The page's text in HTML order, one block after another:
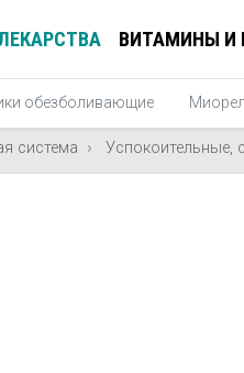
ВИТАМИНЫ И
обезболивающие
система Успокоительные,